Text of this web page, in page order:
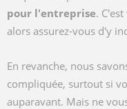
pour l'entreprise.
alors assurez-vous d'y
En revanche, nous
compliquée, surtout si
auparavant. Mais ne